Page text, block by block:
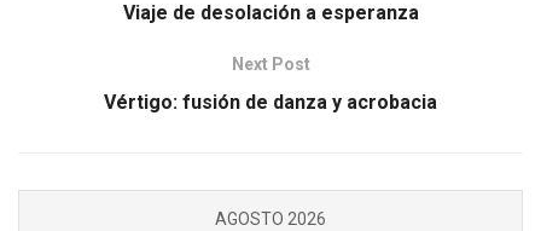
Viaje de desolación a esperanza
Next Post
Vértigo: fusión de danza y acrobacia
AGOSTO 2026